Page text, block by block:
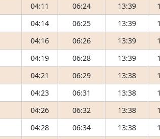
04:11 06:24 13:39
04:14 06:25 13:39
04:16 06:26 13:39
04:19 06:28 13:39
04:21 06:29 13:38
04:23 06:31 13:38
04:26 06:32 13:38
04:28 06:34 13:38